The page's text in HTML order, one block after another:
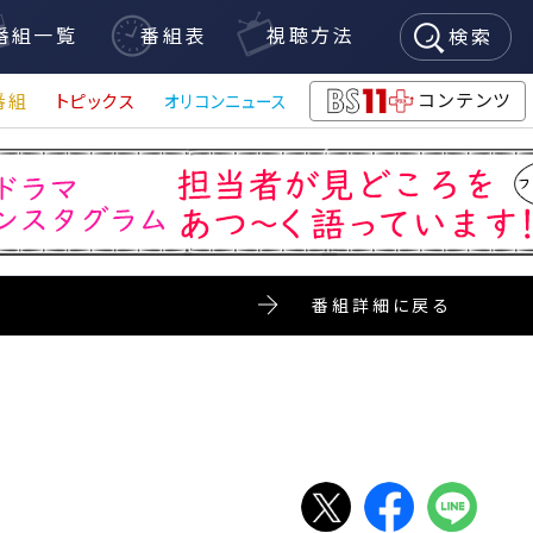
組一覧 番組表 視聴方法 検索
組 トピックス
オリコンニュース
BS11+
コンテンツ
番組詳細に戻る